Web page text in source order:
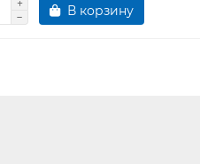
В корзину